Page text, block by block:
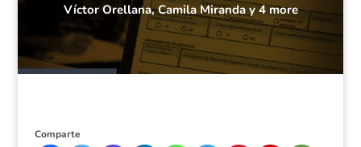
Víctor Orellana, Camila Miranda y 4 more
Comparte